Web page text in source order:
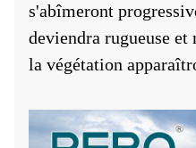
s'abîmeront
deviendra rugueuse et
la végétation